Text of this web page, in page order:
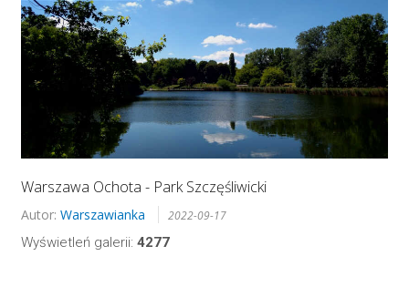
Warszawa Ochota - Park Szczęśliwicki
Autor: Warszawianka 2022-09-17
Wyświetleń galerii: 4277